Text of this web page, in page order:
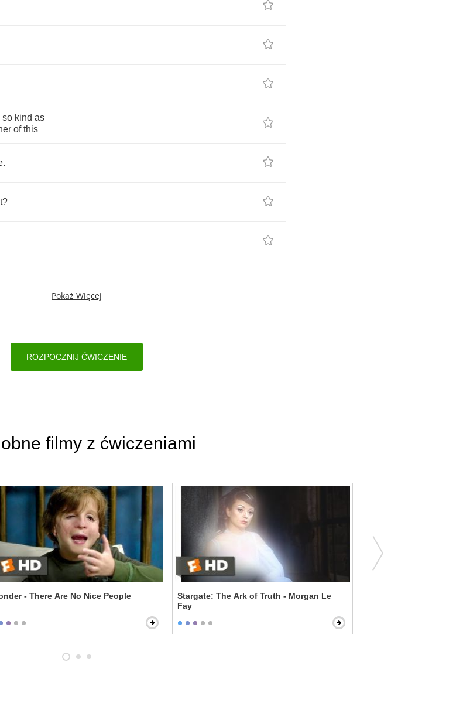
so kind as
of this
.
?
Pokaż Więcej
ROZPOCZNIJ ĆWICZENIE
filmy z ćwiczeniami
- There Are No Nice People
Stargate: The Ark of Truth - Morgan Le
Fay